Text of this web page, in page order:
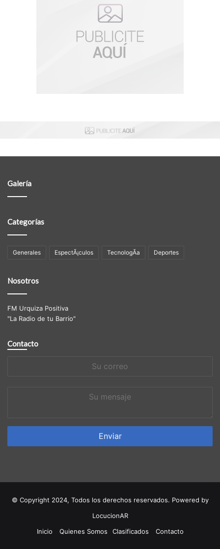
Galería
Categorías
Generales EspectÃ¡culos TecnologÃ­a Deportes
Nosotros
FM Urquiza Positiva
"La Radio de tu Barrio"
Contacto
© Copyright 2024, Todos los derechos reservados. Powered by
LocucionAR
Inicio
Quienes Somos Clasificados Contacto